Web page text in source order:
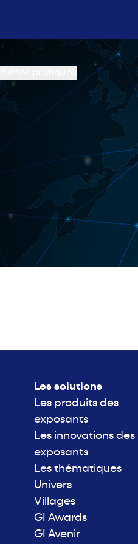
Les solutions
Les produits des
exposants
Les innovations des
exposants
Les thématiques
Univers
Villages
GI Awards
GI Avenir